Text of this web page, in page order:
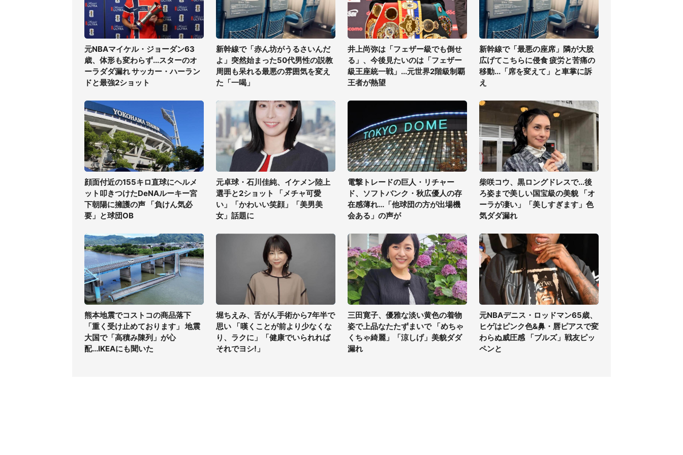
元NBAマイケル・ジョーダン63
歳、体形も変わらず...スターのオ
ーラダダ漏れ サッカー・ハーラン
ドと最強2ショット
新幹線で「赤ん坊がうるさいんだ
よ」突然始まった50代男性の説教
周囲も呆れる最悪の雰囲気を変え
た「一喝」
井上尚弥は「フェザー級でも倒せ
る」、今後見たいのは「フェザー
級王座統一戦」...元世界2階級制覇
王者が熱望
新幹線で「最悪の座席」隣が大股
広げてこちらに侵食 疲労と苦痛の
移動...「席を変えて」と車掌に訴
え
顔面付近の155キロ直球にヘルメ
ット叩きつけたDeNAルーキー宮
下朝陽に擁護の声 「負けん気必
要」と球団OB
元卓球・石川佳純、イケメン陸上
選手と2ショット 「メチャ可愛
い」「かわいい笑顔」「美男美
女」話題に
電撃トレードの巨人・リチャー
ド、ソフトバンク・秋広優人の存
在感薄れ...「他球団の方が出場機
会ある」の声が
柴咲コウ、黒ロングドレスで...後
ろ姿まで美しい国宝級の美貌 「オ
ーラが凄い」「美しすぎます」色
気ダダ漏れ
熊本地震でコストコの商品落下
「重く受け止めております」 地震
大国で「高積み陳列」が心
配...IKEAにも聞いた
堀ちえみ、舌がん手術から7年半で
思い 「嘆くことが前より少なくな
り、ラクに」「健康でいられれば
それでヨシ!」
三田寛子、優雅な淡い黄色の着物
姿で上品なたたずまいで 「めちゃ
くちゃ綺麗」「涼しげ」美貌ダダ
漏れ
元NBAデニス・ロッドマン65歳、
ヒゲはピンク色&鼻・唇ピアスで変
わらぬ威圧感 「ブルズ」戦友ピッ
ペンと